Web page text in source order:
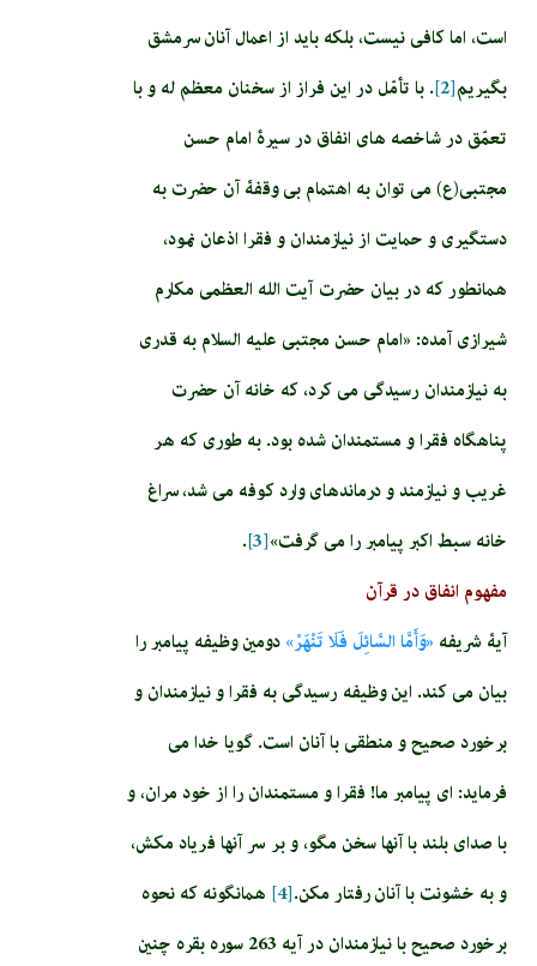
است، اما کافی نیست، بلکه باید از اعمال آنان سرمشق
بگیریم[2]
. با تأمّل در این فراز از سخنان معظم له و با
تعمّق در شاخصه های انفاق در سیرۀ امام حسن
مجتبی(ع) می توان به اهتمام بی وقفۀ آن حضرت به
دستگیری و حمایت از نیازمندان و فقرا اذعان نمود،
همانطور که در بیان حضرت آیت الله العظمی مکارم
شیرازی آمده: «امام‏ حسن‏ مجتبى عليه السلام به قدرى
به نيازمندان رسيدگى مى ‏كرد، كه خانه آن حضرت
پناهگاه فقرا و مستمندان شده بود. به طورى كه هر
غريب و نيازمند و درمانده‏اى وارد كوفه مى‏ شد، سراغ
خانه سبط اكبر پيامبر را مى ‏گرفت»[3]
.
مفهوم انفاق در قرآن
آيۀ شريفه‏ «وَأَمَّا السَّائِلَ فَلَا تَنْهَرْ» دومين وظيفه پيامبر را
بيان مى‏ كند. اين وظيفه رسيدگى به فقرا و نيازمندان و
برخورد صحيح و منطقى با آنان است. گويا خدا مى
‏فرمايد: اى پيامبر ما! فقرا و مستمندان را از خود مران، و
با صداى بلند با آنها سخن مگو، و بر سر آنها فرياد مكش،
و به خشونت با آنان رفتار مكن.[4]
همان‏گونه كه نحوه
برخورد صحيح با نيازمندان در آيه 263 سوره بقره چنين